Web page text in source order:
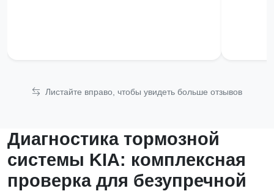
Листайте вправо, чтобы увидеть больше отзывов
Диагностика тормозной
системы KIA: комплексная
проверка для безупречной